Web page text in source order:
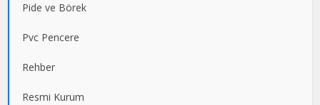
Pide ve Börek
Pvc Pencere
Rehber
Resmi Kurum